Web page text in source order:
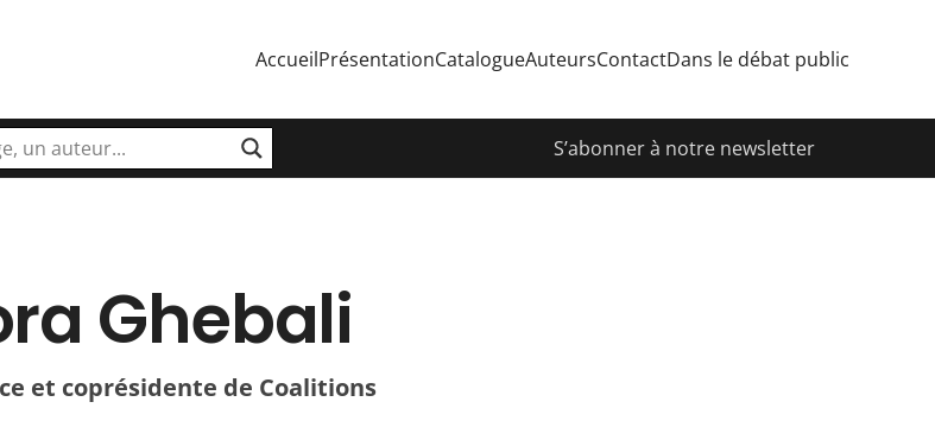
AccueilPrésentationCatalogueAuteursContactDans le débat public
S’abonner à notre newsletter
Ghebali
et coprésidente de Coalitions